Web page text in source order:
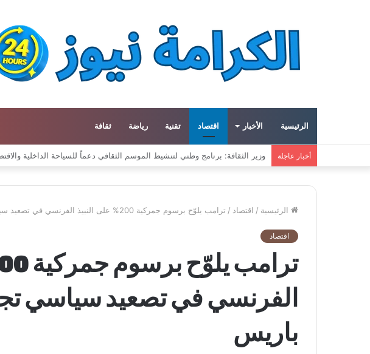
الرئيسية الأخبار اقتصاد تقنية رياضة ثقافة
أخبار عاجلة ميتا توسع مشروع «هايبريون» باستثمارات تتجاوز 50 مليار دولار لتعزيز قدراتها في الذكاء الاصطناعي
الرئيسية / اقتصاد / ترامب يلوّح برسوم جمركية 200% على النبيذ الفرنسي في تصعيد سياسي تجاري مع باريس
اقتصاد
الفرنسي في تصعيد سياسي
باريس